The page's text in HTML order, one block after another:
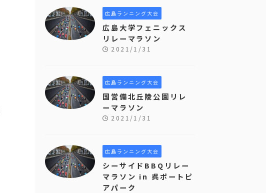
広島ランニング大会
広島大学フェニックス
リレーマラソン
2021/1/31
広島ランニング大会
国営備北丘陵公園リレ
ーマラソン
2021/1/31
広島ランニング大会
シーサイドBBQリレー
マラソン in 呉ポートピ
アパーク